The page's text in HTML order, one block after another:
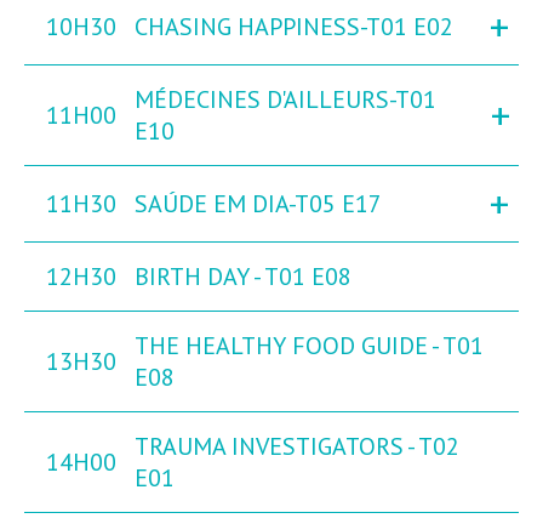
10H30 CHASING HAPPINESS-T01 E02 +
11H00
MÉDECINES D'AILLEURS-T01
E10
+
11H30 SAÚDE EM DIA-T05 E17 +
12H30 BIRTH DAY - T01 E08
13H30
THE HEALTHY FOOD GUIDE - T01
E08
14H00
TRAUMA INVESTIGATORS - T02
E01